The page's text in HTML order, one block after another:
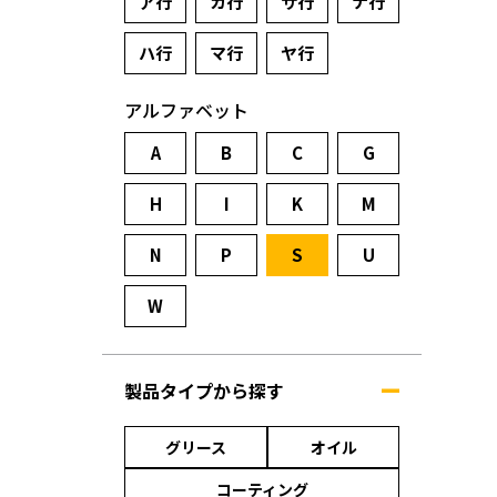
ハ行 マ行 ヤ行
アルファベット
A B C G
H I K M
N P S U
W
製品タイプから探す
グリース
オイル
コーティング